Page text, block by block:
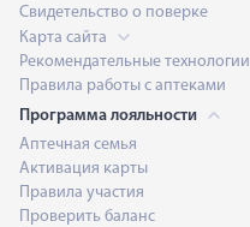
Свидетельство о поверке
Карта сайта
Рекомендательные технологии
Правила работы с аптеками
Программа лояльности
Аптечная семья
Активация карты
Правила участия
Проверить баланс